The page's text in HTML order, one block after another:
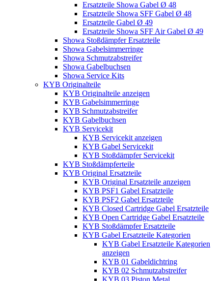
Ersatzteile Showa Gabel Ø 48
Ersatzteile Showa SFF Gabel Ø 48
Ersatzteile Gabel Ø 49
Ersatzteile Showa SFF Air Gabel Ø 49
Showa Stoßdämpfer Ersatzteile
Showa Gabelsimmerringe
Showa Schmutzabstreifer
Showa Gabelbuchsen
Showa Service Kits
KYB Originalteile
KYB Originalteile anzeigen
KYB Gabelsimmerringe
KYB Schmutzabstreifer
KYB Gabelbuchsen
KYB Servicekit
KYB Servicekit anzeigen
KYB Gabel Servicekit
KYB Stoßdämpfer Servicekit
KYB Stoßdämpferteile
KYB Original Ersatzteile
KYB Original Ersatzteile anzeigen
KYB PSF1 Gabel Ersatzteile
KYB PSF2 Gabel Ersatzteile
KYB Closed Cartridge Gabel Ersatzteile
KYB Open Cartridge Gabel Ersatzteile
KYB Stoßdämpfer Ersatzteile
KYB Gabel Ersatzteile Kategorien
KYB Gabel Ersatzteile Kategorien
anzeigen
KYB 01 Gabeldichtring
KYB 02 Schmutzabstreifer
KYB 03 Piston Metal